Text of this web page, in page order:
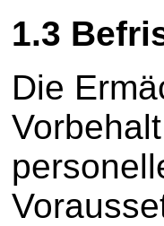
1.3
Die